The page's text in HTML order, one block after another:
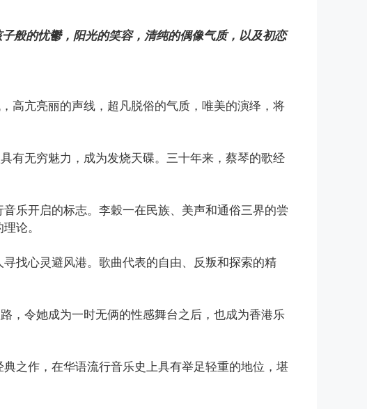
般的忧鬱，阳光的笑容，清纯的偶像气质，以及初恋
高亢亮丽的声线，超凡脱俗的气质，唯美的演绎，将
有无穷魅力，成为发烧天碟。三十年来，蔡琴的歌经
乐开启的标志。李穀一在民族、美声和通俗三界的尝
论。
找心灵避风港。歌曲代表的自由、反叛和探索的精
，令她成为一时无俩的性感舞台之后，也成为香港乐
之作，在华语流行音乐史上具有举足轻重的地位，堪